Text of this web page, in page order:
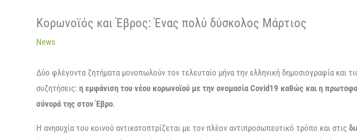
Κορωνοϊός και Έβρος: Ένας πολύ δύσκολος Μάρτιος
News
Δύο φλέγοντα ζητήματα μονοπωλούν τον τελευταίο μήνα την ελληνική δημοσιογραφία και
συζητήσεις: η εμφάνιση του νέου κορωνοϊού με την ονομασία Covid19 καθώς και η
σύνορά της στον Έβρο.
Η ανησυχία του κοινού αντικατοπτρίζεται με τον πλέον αντιπροσωπευτικό τρόπο και στις